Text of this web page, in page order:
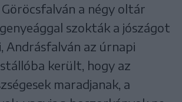
Göröcsfalván a négy oltár
szokták a jószágot
Andrásfalván az úrnapi
került, hogy az
maradjanak, a